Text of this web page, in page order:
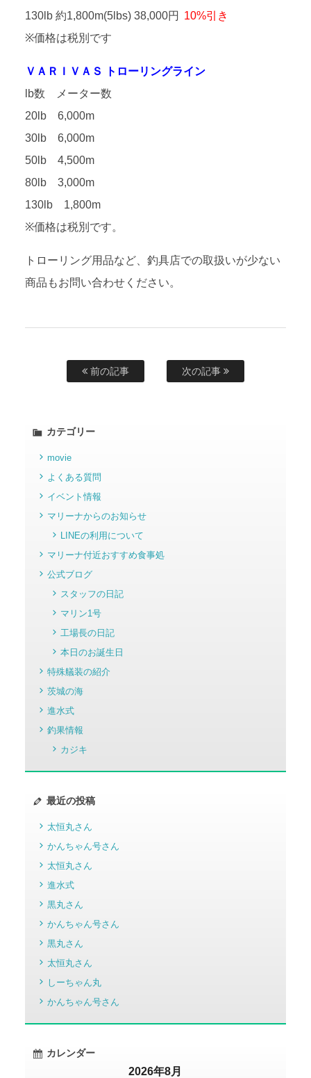
130lb 約1,800m(5lbs) 38,000円 10%引き
※価格は税別です
ＶＡＲＩＶＡＳ トローリングライン
lb数 メーター数
20lb 6,000m
30lb 6,000m
50lb 4,500m
80lb 3,000m
130lb 1,800m
※価格は税別です。
トローリング用品など、釣具店での取扱いが少ない
商品もお問い合わせください。
前の記事 次の記事
カテゴリー
movie
よくある質問
イベント情報
マリーナからのお知らせ
LINEの利用について
マリーナ付近おすすめ食事処
公式ブログ
スタッフの日記
マリン1号
工場長の日記
本日のお誕生日
特殊艤装の紹介
茨城の海
進水式
釣果情報
カジキ
最近の投稿
太恒丸さん
かんちゃん号さん
太恒丸さん
進水式
黒丸さん
かんちゃん号さん
黒丸さん
太恒丸さん
しーちゃん丸
かんちゃん号さん
カレンダー
2026年8月